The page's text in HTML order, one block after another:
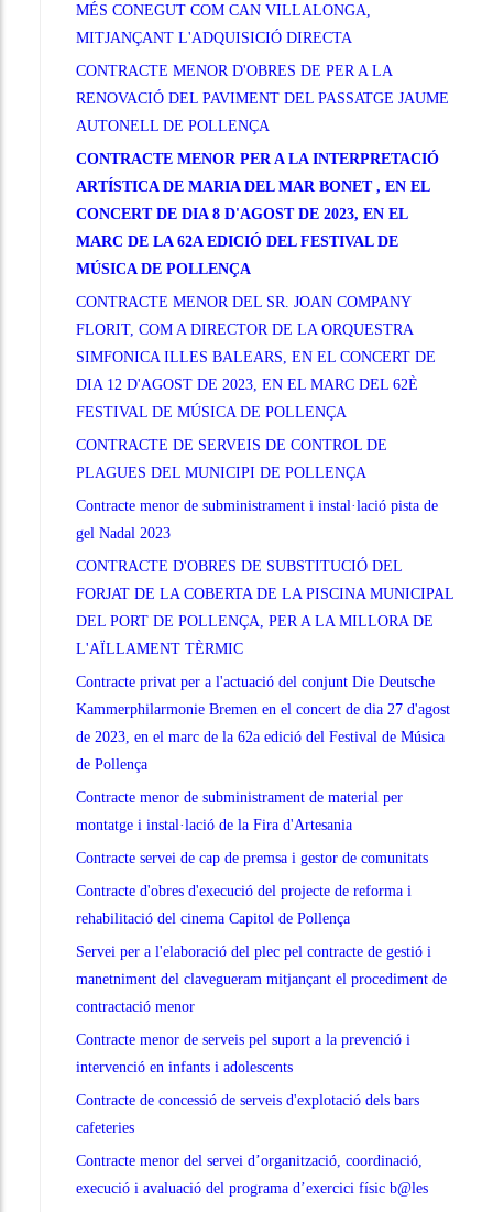
MÉS CONEGUT COM CAN VILLALONGA,
MITJANÇANT L'ADQUISICIÓ DIRECTA
CONTRACTE MENOR D'OBRES DE PER A LA
RENOVACIÓ DEL PAVIMENT DEL PASSATGE JAUME
AUTONELL DE POLLENÇA
CONTRACTE MENOR PER A LA INTERPRETACIÓ
ARTÍSTICA DE MARIA DEL MAR BONET , EN EL
CONCERT DE DIA 8 D'AGOST DE 2023, EN EL
MARC DE LA 62A EDICIÓ DEL FESTIVAL DE
MÚSICA DE POLLENÇA
CONTRACTE MENOR DEL SR. JOAN COMPANY
FLORIT, COM A DIRECTOR DE LA ORQUESTRA
SIMFONICA ILLES BALEARS, EN EL CONCERT DE
DIA 12 D'AGOST DE 2023, EN EL MARC DEL 62È
FESTIVAL DE MÚSICA DE POLLENÇA
CONTRACTE DE SERVEIS DE CONTROL DE
PLAGUES DEL MUNICIPI DE POLLENÇA
Contracte menor de subministrament i instal·lació pista de
gel Nadal 2023
CONTRACTE D'OBRES DE SUBSTITUCIÓ DEL
FORJAT DE LA COBERTA DE LA PISCINA MUNICIPAL
DEL PORT DE POLLENÇA, PER A LA MILLORA DE
L'AÏLLAMENT TÈRMIC
Contracte privat per a l'actuació del conjunt Die Deutsche
Kammerphilarmonie Bremen en el concert de dia 27 d'agost
de 2023, en el marc de la 62a edició del Festival de Música
de Pollença
Contracte menor de subministrament de material per
montatge i instal·lació de la Fira d'Artesania
Contracte servei de cap de premsa i gestor de comunitats
Contracte d'obres d'execució del projecte de reforma i
rehabilitació del cinema Capitol de Pollença
Servei per a l'elaboració del plec pel contracte de gestió i
manetniment del clavegueram mitjançant el procediment de
contractació menor
Contracte menor de serveis pel suport a la prevenció i
intervenció en infants i adolescents
Contracte de concessió de serveis d'explotació dels bars
cafeteries
Contracte menor del servei d’organització, coordinació,
execució i avaluació del programa d’exercici físic b@les